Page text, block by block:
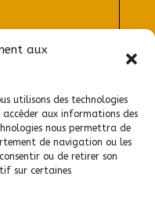
aux
utilisons des technologies
accéder aux informations des
nous permettra de
de navigation ou les
ou de retirer son
sur certaines